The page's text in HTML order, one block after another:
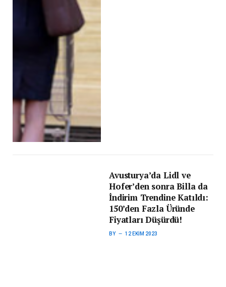
Avusturya’da Lidl ve
Hofer’den sonra Billa da
İndirim Trendine Katıldı:
150’den Fazla Üründe
Fiyatları Düşürdü!
BY 12 EKIM 2023